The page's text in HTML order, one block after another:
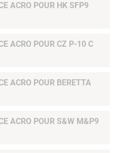
ACRO POUR HK SFP9
ACRO POUR CZ P-10 C
ACRO POUR BERETTA
PLAQUE ADAPTATRICE ACRO POUR S&W M&P9